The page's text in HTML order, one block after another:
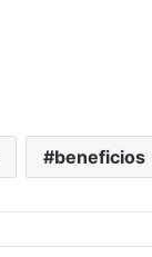
beneficios